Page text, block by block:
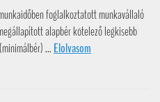
foglalkoztatott munkavállaló
alapbér kötelező legkisebb
... Elolvasom